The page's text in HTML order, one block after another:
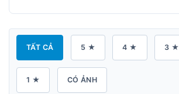
TẤT CẢ 5 ★ 4 ★ 3 ★
1 ★ CÓ ẢNH